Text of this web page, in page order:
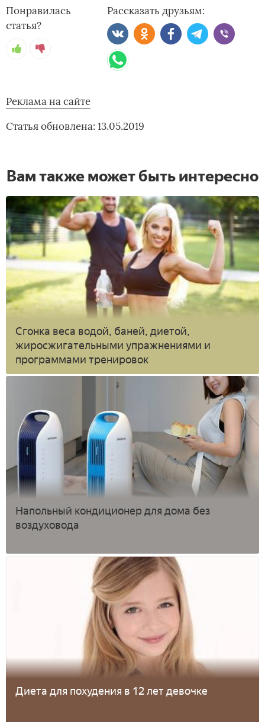
Понравилась
статья?
Рассказать друзьям:
Реклама на сайте
Статья обновлена: 13.05.2019
Вам также может быть интересно
Сгонка веса водой, баней, диетой,
жиросжигательными упражнениями и
программами тренировок
Напольный кондиционер для дома без
воздуховода
Диета для похудения в 12 лет девочке